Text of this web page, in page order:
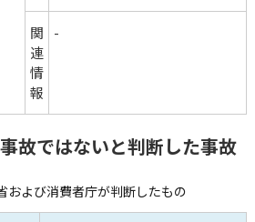
関
連
情
報
-
故ではないと判断した事故
よび消費者庁が判断したもの